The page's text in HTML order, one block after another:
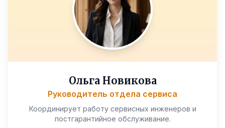
Ольга Новикова
Руководитель отдела сервиса
Координирует работу сервисных инженеров и
постгарантийное обслуживание.